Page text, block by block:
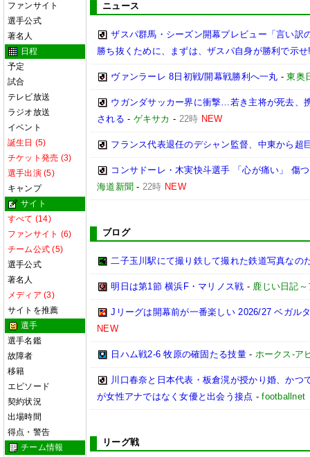
ファンサイト
選手公式
著名人
日程
予定
試合
テレビ放送
ラジオ放送
イベント
誕生日 (5)
チケット発売 (3)
選手出演 (5)
キャンプ
サイト
すべて (14)
ファンサイト (6)
チーム公式 (5)
選手公式
著名人
メディア (3)
サイトを推薦
選手
選手名鑑
故障者
移籍
エピソード
契約状況
出場時間
得点・警告
チーム情報
ニュース
ザスパ群馬・シーズン開幕プレビュー「言い訳
勝ち抜くために、まずは、ザスパ自身が勝利で示せ
ヴァンラーレ 8日初戦/開幕戦勝利へ一丸 -東奥
ウガンダサッカー界に衝撃…若き主将が死去、
される - ゲキサカ - 22時 NEW
フランス代表退任のデシャン監督、中東から超
コンサドーレ・木実快斗選手 「心が痛い」 傷
海道新聞 - 22時 NEW
ブログ
二子玉川駅にて撮り鉄して撮れた鉄道写真なの
明日は第1節 横浜F・マリノス戦 - 鹿じい日記
Jリーグは開幕前が一番楽しい 2026/27 ベガル
NEW
日ハム戦2-6 牧原の確固たる技量- ホークス-ア
川口春奈と日本代表・板倉滉が授かり婚、か
が女性アナではなく女優と出会う接点 -footballnet
リーグ戦